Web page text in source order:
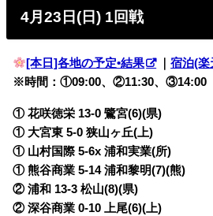
4月23日(日) 1回戦
[本日]各地の予定•結果 ｜宿泊(楽
※時間：①09:00、②11:30、③14:00
① 花咲徳栄 13-0 鷺宮(6)(県)
① 大宮東 5-0 狭山ヶ丘(上)
① 山村国際 5-6x 浦和実業(所)
① 熊谷商業 5-14 浦和黎明(7)(熊)
② 浦和 13-3 松山(8)(県)
② 深谷商業 0-10 上尾(6)(上)